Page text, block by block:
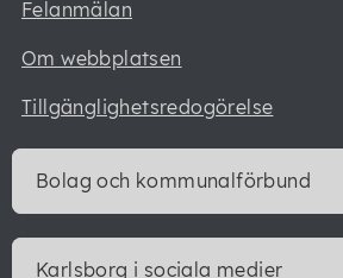
Felanmälan
Om webbplatsen
Tillgänglighetsredogörelse
Bolag och kommunalförbund
Karlsborg i sociala medier